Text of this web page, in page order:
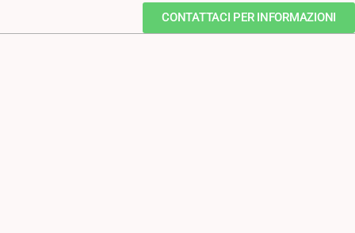
CONTATTACI PER INFORMAZIONI